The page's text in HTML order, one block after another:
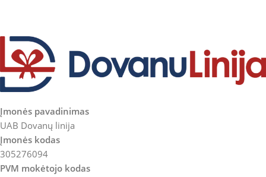
Įmonės pavadinimas
UAB Dovanų linija
Įmonės kodas
305276094
PVM mokėtojo kodas